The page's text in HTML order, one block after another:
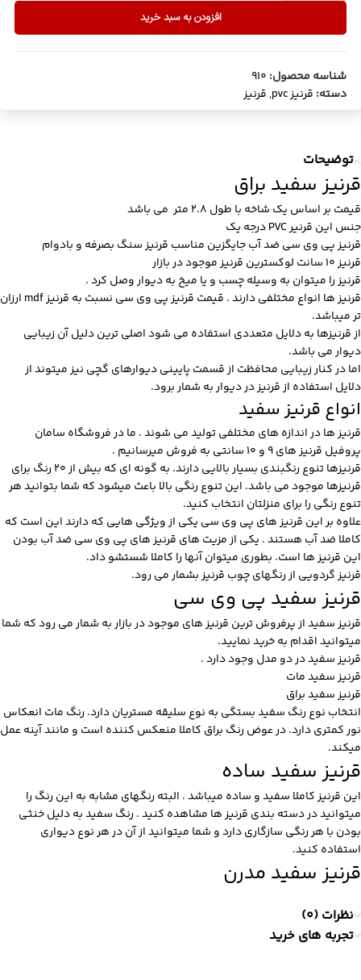
افزودن به سبد خرید
شناسه محصول: 910
دسته: قرنیز pvc ,قرنیز
توضیحات
قرنیز سفید براق
قیمت بر اساس یک شاخه با طول 2.8 متر می باشد
جنس این قرنیر PVC درجه یک
قرنیز پی وی سی ضد آب جایگزین مناسب قرنیز سنگ بصرفه و بادوام
قرنیز 10 سانت لوکسترین قرنیز موجود در بازار
قرنیز را میتوان به وسیله چسب و یا میخ به دیوار وصل کرد .
قرنیز ها انواع مختلفی دارند . قیمت قرنیز پی وی سی
نسبت به قرنیز mdf ارزان
تر میباشد.
از قرنیزها به دلایل متعددی استفاده می شود اصلی ترین دلیل آن زیبایی
دیوار می باشد.
اما در کنار زیبایی محافظت از قسمت پایینی دیوارهای گچی نیز میتوند از
دلایل استفاده از قرنیز در دیوار به شمار برود.
انواع قرنیز سفید
قرنیز ها در اندازه های مختلفی تولید می شوند . ما در فروشگاه سامان
پروفیل قرنیز های 9 و 10 سانتی به فروش میرسانیم .
قرنیزها تنوع رنگبندی بسیار بالایی دارند. به گونه ای که بیش از 20 رنگ برای
قرنیزها موجود می باشد. این تنوع رنگی بالا باعث میشود که شما بتوانید هر
تنوع رنگی را برای منزلتان انتخاب کنید.
علاوه بر این قرنیز های پی وی سی یکی از ویژگی هایی که دارند این است که
کاملا ضد آب هستند . یکی از مزیت های قرنیز های پی وی سی ضد آب بودن
این قرنیز ها است. بطوری میتوان آنها را کاملا شستشو داد.
قرنیز گردویی از رنگهای چوب قرنیز بشمار می رود.
قرنیز سفید پی وی سی
قرنیز سفید از پرفروش ترین قرنیز های موجود در بازار به شمار می رود که شما
میتوانید اقدام به خرید نمایید.
قرنیز سفید در دو مدل وجود دارد .
قرنیز سفید مات
قرنیز سفید براق
انتخاب نوع رنگ سفید بستگی به نوع سلیقه مستریان دارد. رنگ مات انعکاس
نور کمتری دارد. در عوض رنگ براق کاملا منعکس کننده است و مانند آینه عمل
میکند.
قرنیز سفید ساده
این قرنیز کاملا سفید و ساده میباشد . البته رنگهای مشابه به این رنگ را
میتوانید در دسته بندی قرنیز ها مشاهده کنید . رنگ سفید به دلیل خنثی
بودن با هر رنگی سازگاری دارد و شما میتوانید از آن در هر نوع دیواری
استفاده کنید.
قرنیز سفید مدرن
نظرات (0)
تجربه های خرید